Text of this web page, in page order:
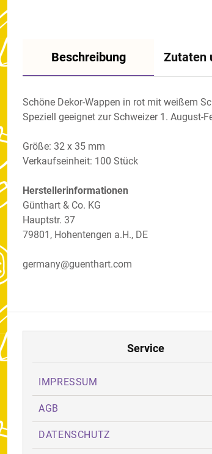
Beschreibung Zutaten
Schöne Dekor-Wappen in rot mit weißem
Speziell geeignet zur Schweizer 1. August-
Größe: 32 x 35 mm
Verkaufseinheit: 100 Stück
Herstellerinformationen
Günthart & Co. KG
Hauptstr. 37
79801, Hohentengen a.H., DE
germany@guenthart.com
Service
IMPRESSUM
AGB
DATENSCHUTZ